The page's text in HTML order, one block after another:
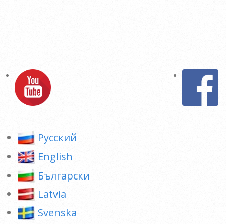
Pусский
English
Български
Latvia
Svenska